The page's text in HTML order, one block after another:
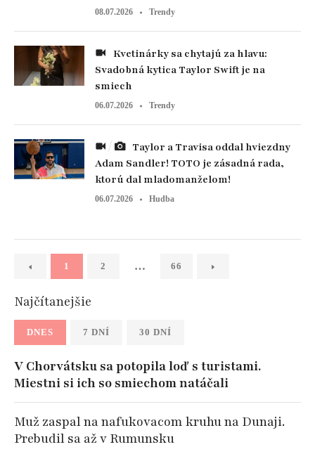
08.07.2026 Trendy
Svadobná kytica Taylor Swift je na
smiech
06.07.2026 Trendy
Adam Sandler! TOTO je zásadná rada,
ktorú dal mladomanželom!
06.07.2026 Hudba
1 2 … 66
Najčítanejšie
DNES 7 DNÍ 30 DNÍ
V Chorvátsku sa potopila loď s turistami.
Miestni si ich so smiechom natáčali
Muž zaspal na nafukovacom kruhu na Dunaji.
Prebudil sa až v Rumunsku